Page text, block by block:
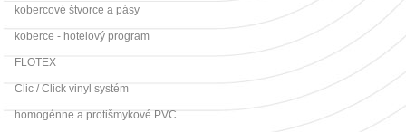
kobercové štvorce a pásy
koberce - hotelový program
FLOTEX
Clic / Click vinyl systém
homogénne a protišmykové PVC